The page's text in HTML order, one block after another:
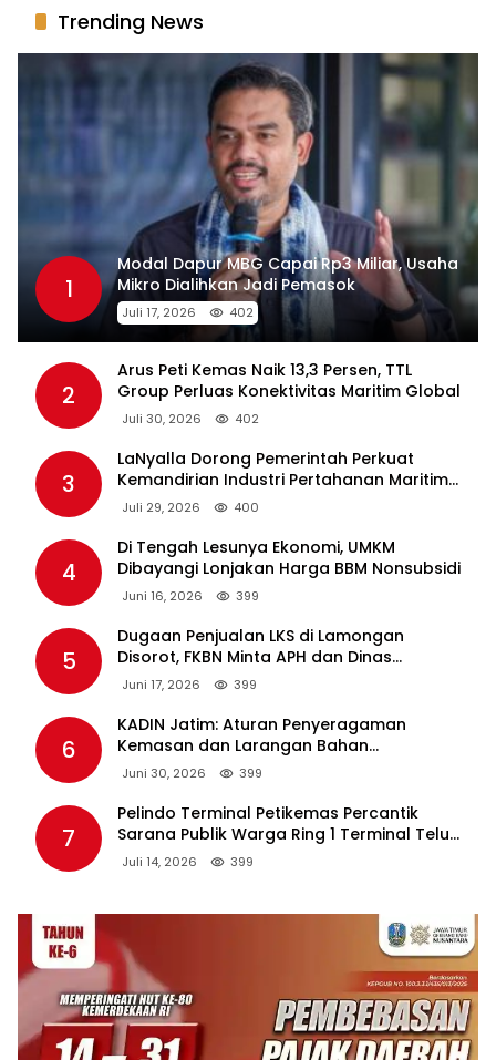
Trending News
1
Modal Dapur MBG Capai Rp3 Miliar, Usaha
Mikro Dialihkan Jadi Pemasok
Juli 17, 2026 402
2
Arus Peti Kemas Naik 13,3 Persen, TTL
Group Perluas Konektivitas Maritim Global
Juli 30, 2026 402
3
LaNyalla Dorong Pemerintah Perkuat
Kemandirian Industri Pertahanan Maritim
Lewat PT PAL
Juli 29, 2026 400
4
Di Tengah Lesunya Ekonomi, UMKM
Dibayangi Lonjakan Harga BBM Nonsubsidi
Juni 16, 2026 399
5
Dugaan Penjualan LKS di Lamongan
Disorot, FKBN Minta APH dan Dinas
Pendidikan Bertindak Tegas.
Juni 17, 2026 399
6
KADIN Jatim: Aturan Penyeragaman
Kemasan dan Larangan Bahan
Tambahan Berpotensi Ganggu Industri
Juni 30, 2026 399
7
Pelindo Terminal Petikemas Percantik
Sarana Publik Warga Ring 1 Terminal Teluk
Lamong Lewat Program TJSL
Juli 14, 2026 399